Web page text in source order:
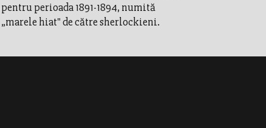
pentru perioada 1891-1894, numită
„marele hiat" de către sherlockieni.